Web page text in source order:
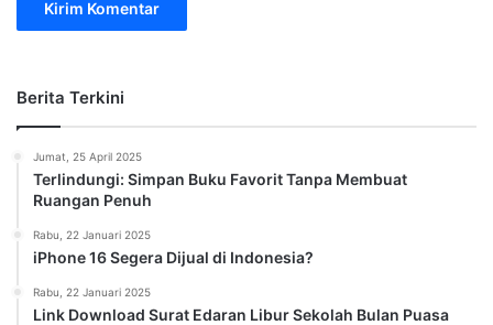
Berita Terkini
Jumat, 25 April 2025
Terlindungi: Simpan Buku Favorit Tanpa Membuat
Ruangan Penuh
Rabu, 22 Januari 2025
iPhone 16 Segera Dijual di Indonesia?
Rabu, 22 Januari 2025
Link Download Surat Edaran Libur Sekolah Bulan Puasa